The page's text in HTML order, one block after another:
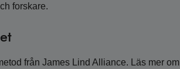
forskare.
från James Lind Alliance. Läs mer